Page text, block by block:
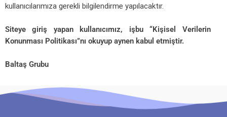
kullanıcılarımıza gerekli bilgilendirme yapılacaktır.
Siteye giriş yapan kullanıcımız, işbu “Kişisel Verilerin
Konunması Politikası”nı okuyup aynen kabul etmiştir.
Baltaş Grubu